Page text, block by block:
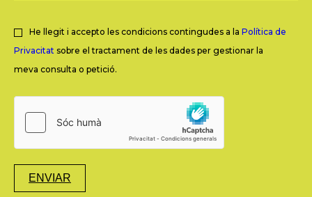
He llegit i accepto les condicions contingudes a la Política de
Privacitat sobre el tractament de les dades per gestionar la
meva consulta o petició.
ENVIAR